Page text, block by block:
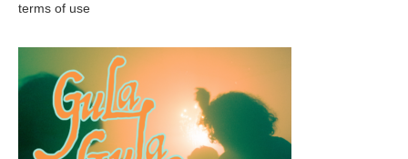
terms of use